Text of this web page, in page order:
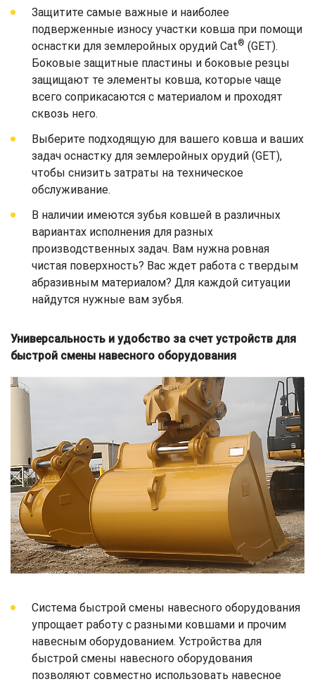
Защитите самые важные и наиболее
подверженные износу участки ковша при помощи
оснастки для землеройных орудий Cat® (GET).
Боковые защитные пластины и боковые резцы
защищают те элементы ковша, которые чаще
всего соприкасаются с материалом и проходят
сквозь него.
Выберите подходящую для вашего ковша и ваших
задач оснастку для землеройных орудий (GET),
чтобы снизить затраты на техническое
обслуживание.
В наличии имеются зубья ковшей в различных
вариантах исполнения для разных
производственных задач. Вам нужна ровная
чистая поверхность? Вас ждет работа с твердым
абразивным материалом? Для каждой ситуации
найдутся нужные вам зубья.
Универсальность и удобство за счет устройств для
быстрой смены навесного оборудования
Система быстрой смены навесного оборудования
упрощает работу с разными ковшами и прочим
навесным оборудованием. Устройства для
быстрой смены навесного оборудования
позволяют совместно использовать навесное